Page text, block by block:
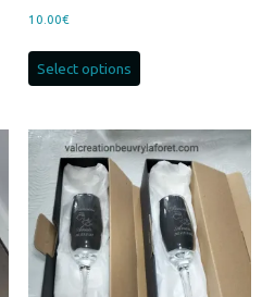
10.00€
Select options